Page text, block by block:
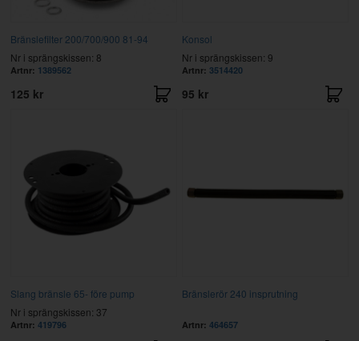
Bränslefilter 200/700/900 81-94
Nr i sprängskissen: 8
Artnr: 1389562
125 kr
Konsol
Nr i sprängskissen: 9
Artnr: 3514420
95 kr
Slang bränsle 65- före pump
Nr i sprängskissen: 37
Artnr: 419796
Bränslerör 240 insprutning
Artnr: 464657